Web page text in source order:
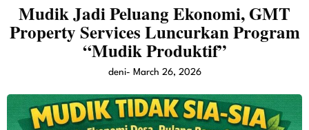
Mudik Jadi Peluang Ekonomi, GMT
Property Services Luncurkan Program
“Mudik Produktif”
deni- March 26, 2026